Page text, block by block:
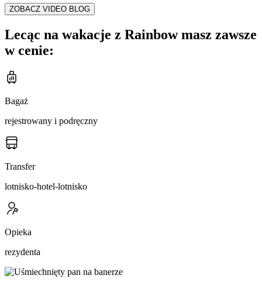
ZOBACZ VIDEO BLOG
Lecąc na wakacje z Rainbow masz zawsze
w cenie:
Bagaż
rejestrowany i podręczny
Transfer
lotnisko-hotel-lotnisko
Opieka
rezydenta